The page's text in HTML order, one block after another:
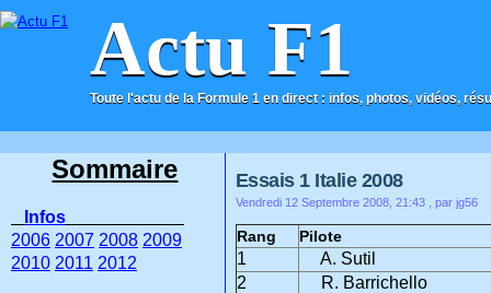
Actu F1
Toute l'actu de la Formule 1 en direct : infos, photos, vidéos,
ACCUEIL CONTACT
Essais 1 Italie 2008
Vendredi 12 Septembre 2008, 21:43 , par jg56
Rang Pilote
1
A. Sutil
2
R. Barrichello
Sommaire
Infos
2006 2007 2008 2009
2010 2011 2012